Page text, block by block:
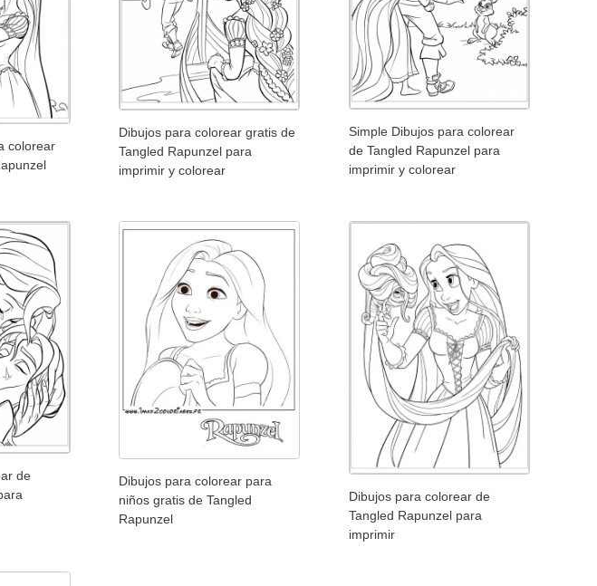
colorear
Dibujos para colorear gratis de
Tangled Rapunzel para
imprimir y colorear
Simple Dibujos para colorear
de Tangled Rapunzel para
imprimir y colorear
de
Dibujos para colorear para
niños gratis de Tangled
Rapunzel
Dibujos para colorear de
Tangled Rapunzel para
imprimir